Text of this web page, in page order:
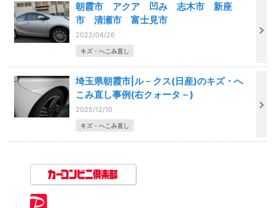
朝霞市 アクア 凹み 志木市 新座
市 清瀬市 富士見市
2022/04/26
キズ・へこみ直し
埼玉県朝霞市|ル－クス(日産)のキズ・へ
こみ直し事例(右クォータ－)
2025/12/10
キズ・へこみ直し